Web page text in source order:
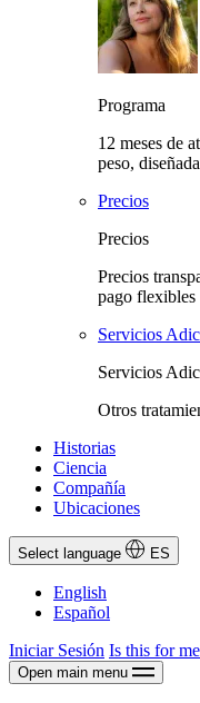
Programa
12 meses de
peso,
Precios
Precios
Precios
pago flexibles
Servicios
Servicios
Otros
Historias
Ciencia
Compañía
Ubicaciones
Select language ES
English
Español
Iniciar Sesión Is this for
Open main menu